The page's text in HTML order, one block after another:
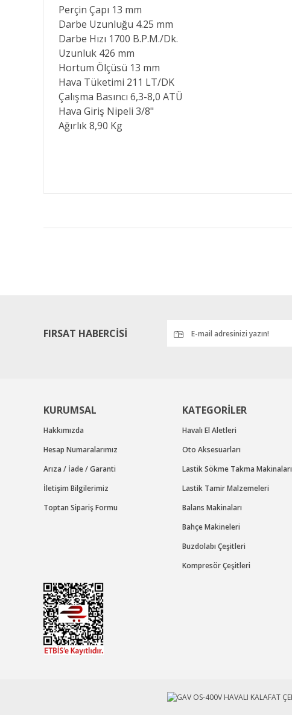
Perçin Çapı 13 mm
Darbe Uzunluğu 4.25 mm
Darbe Hızı 1700 B.P.M./Dk.
Uzunluk 426 mm
Hortum Ölçüsü 13 mm
Hava Tüketimi 211 LT/DK
Çalışma Basıncı 6,3-8,0 ATÜ
Hava Giriş Nipeli 3/8"
Ağırlık8,90 Kg
FIRSAT HABERCİSİ
KURUMSAL
Hakkımızda
Hesap Numaralarımız
Arıza / İade / Garanti
İletişim Bilgilerimiz
Toptan Sipariş Formu
KATEGORİLER
Havalı El Aletleri
Oto Aksesuarları
Lastik Sökme Takma Makinaları
Lastik Tamir Malzemeleri
Balans Makinaları
Bahçe Makineleri
Buzdolabı Çeşitleri
Kompresör Çeşitleri